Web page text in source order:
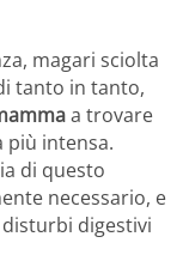
magari sciolta
tanto in tanto,
a trovare
più intensa.
di questo
necessario, e
digestivi